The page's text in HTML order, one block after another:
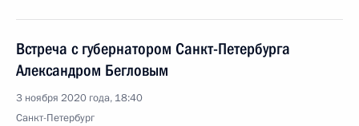
Встреча с губернатором Санкт-Петербурга
Александром Бегловым
3 ноября 2020 года, 18:40
Санкт-Петербург